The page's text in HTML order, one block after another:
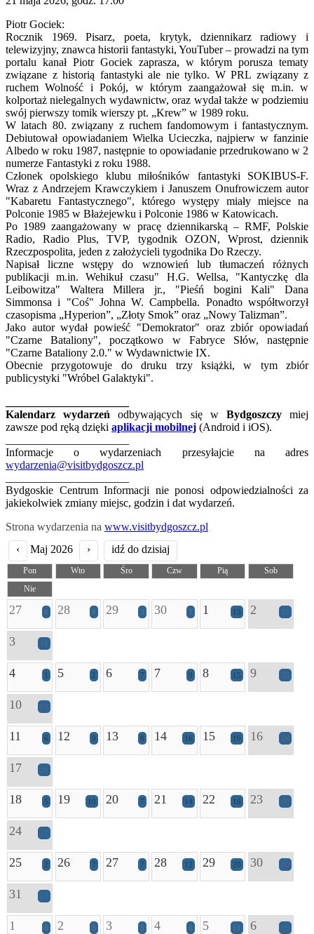
Piotr Gociek:
Rocznik 1969. Pisarz, poeta, krytyk, dziennikarz radiowy i
telewizyjny, znawca historii fantastyki, YouTuber – prowadzi na tym
portalu kanał Piotr Gociek zaprasza, w którym porusza tematy
związane z historią fantastyki ale nie tylko. W PRL związany z
ruchem Wolność i Pokój, w którym zaangażował się m.in. w
kolportaż nielegalnych wydawnictw, oraz wydał także w podziemiu
swój pierwszy tomik wierszy pt. „Krew” w 1989 roku.
W latach 80. związany z ruchem fandomowym i fantastycznym.
Debiutował opowiadaniem Wielka Ucieczka, najpierw w fanzinie
Albedo w roku 1987, następnie to opowiadanie przedrukowano w 2
numerze Fantastyki z roku 1988.
Członek opolskiego klubu miłośników fantastyki SOKIBUS-F.
Wraz z Andrzejem Krawczykiem i Januszem Onufrowiczem autor
"Kabaretu Fantastycznego", którego występy miały miejsce na
Polconie 1985 w Błażejewku i Polconie 1986 w Katowicach.
Po 1989 zaangażowany w pracę dziennikarską – RMF, Polskie
Radio, Radio Plus, TVP, tygodnik OZON, Wprost, dziennik
Rzeczpospolita, jeden z założycieli tygodnika Do Rzeczy.
Napisał liczne wstępy do wznowień lub tłumaczeń różnych
publikacji m.in. Wehikuł czasu" H.G. Wellsa, "Kantyczkę dla
Leibowitza" Waltera Millera jr., "Pieśń bogini Kali" Dana
Simmonsa i "Coś" Johna W. Campbella. Ponadto współtworzył
czasopisma „Hyperion”, „Złoty Smok” oraz „Nowy Talizman”.
Jako autor wydał powieść "Demokrator" oraz zbiór opowiadań
"Czarne Bataliony", początkowo w Fabryce Słów, następnie
"Czarne Bataliony 2.0." w Wydawnictwie IX.
Obecnie przygotowuje do druku trzy książki, w tym zbiór
publicystyki "Wróbel Galaktyki".
Kalendarz wydarzeń odbywających się w Bydgoszczymiej
zawsze pod ręką dzięki aplikacji mobilnej (Android i iOS).
Informacje o wydarzeniach przesyłajcie na adres
wydarzenia@visitbydgoszcz.pl
Bydgoskie Centrum Informacji nie ponosi odpowiedzialności za
jakiekolwiek zmiany miejsc, godzin i dat wydarzeń.
Strona wydarzenia na www.visitbydgoszcz.pl
‹
Maj 2026 › idź do dzisiaj
Pon Wto Śro Czw Pią
Sob
Nie
27 6 28 8 29 3 30 7 1 15 2 19
3 16
4 1 5 2 6 7 7 9 8 15 9 25
10 19
11 6 12 9 13 8 14 16 15 19 16 28
17 20
18 5 19 10 20 7 21 14 22 16 23 30
24 17
25 2 26 7 27 7 28 12 29 20 30 36
31 27
1 6 2 8 3 5 4 6 5 11 6 29